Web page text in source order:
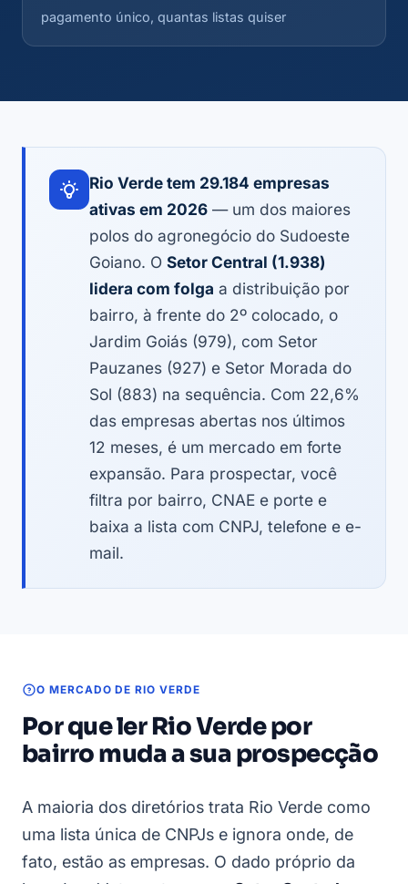
pagamento único, quantas listas quiser
Rio Verde tem 29.184 empresas
ativas em 2026 — um dos maiores
polos do agronegócio do Sudoeste
Goiano. O Setor Central (1.938)
lidera com folga a distribuição por
bairro, à frente do 2º colocado, o
Jardim Goiás (979), com Setor
Pauzanes (927) e Setor Morada do
Sol (883) na sequência. Com 22,6%
das empresas abertas nos últimos
12 meses, é um mercado em forte
expansão. Para prospectar, você
filtra por bairro, CNAE e porte e
baixa a lista com CNPJ, telefone e e-
mail.
O MERCADO DE RIO VERDE
Por que ler Rio Verde por
bairro muda a sua prospecção
A maioria dos diretórios trata Rio Verde como
uma lista única de CNPJs e ignora onde, de
fato, estão as empresas. O dado próprio da